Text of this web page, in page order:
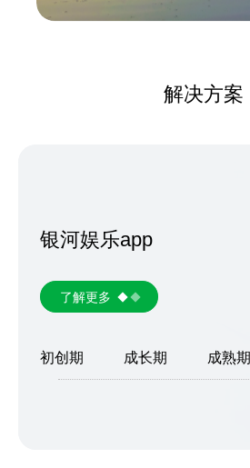
解决方案
银河娱乐app
了解更多
初创期 成长期 成熟期